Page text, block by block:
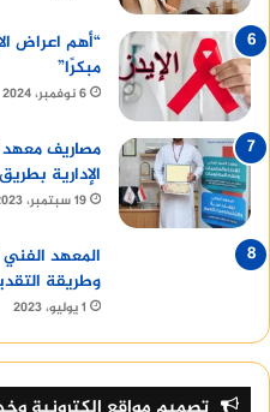
“أهم اعراض
مبكرًا”
6 نوفمبر، 2024
مصاريف معهد
الإدارية
19 سبتمبر، 2023
المعهد
وطريقة
1 يوليو، 2023